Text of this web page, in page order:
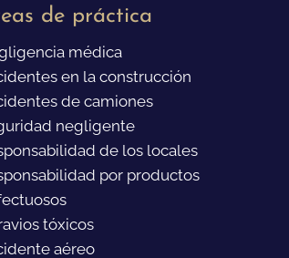
de práctica
médica
en la construcción
de camiones
negligente
de los locales
por productos
tóxicos
aéreo